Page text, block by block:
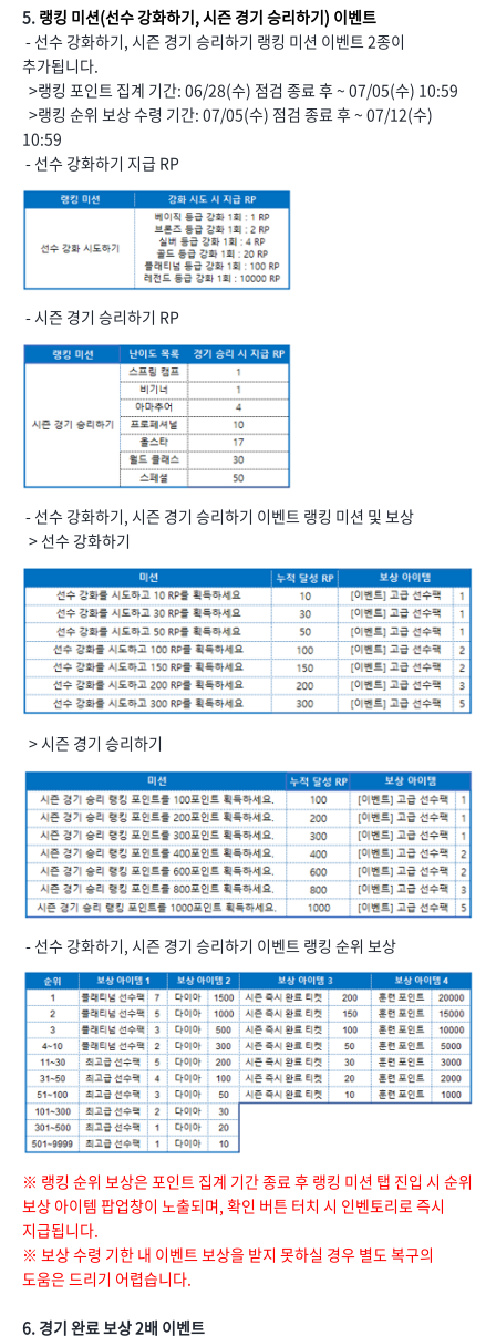
5. 랭킹 미션(선수 강화하기, 시즌 경기 승리하기) 이벤트
- 선수 강화하기, 시즌 경기 승리하기 랭킹 미션 이벤트 2종이
추가됩니다.
>랭킹 포인트 집계 기간: 06/28(수) 점검 종료 후 ~ 07/05(수) 10:59
>랭킹 순위 보상 수령 기간: 07/05(수) 점검 종료 후 ~ 07/12(수)
10:59
- 선수 강화하기 지급 RP
- 시즌 경기 승리하기 RP
- 선수 강화하기, 시즌 경기 승리하기 이벤트 랭킹 미션 및 보상
> 선수 강화하기
> 시즌 경기 승리하기
- 선수 강화하기, 시즌 경기 승리하기 이벤트 랭킹 순위 보상
※ 랭킹 순위 보상은 포인트 집계 기간 종료 후 랭킹 미션 탭 진입 시 순위
보상 아이템 팝업창이 노출되며, 확인 버튼 터치 시 인벤토리로 즉시
지급됩니다.
※ 보상 수령 기한 내 이벤트 보상을 받지 못하실 경우 별도 복구의
도움은 드리기 어렵습니다.
6. 경기 완료 보상 2배 이벤트